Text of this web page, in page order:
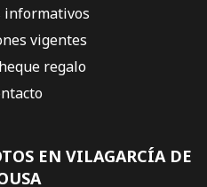
EN VILAGARCÍA DE
informativos
vigentes
regalo